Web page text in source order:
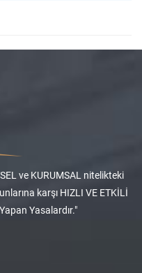
ve KURUMSAL nitelikteki
karşı HIZLI VE ETKİLİ
Yasalardır."